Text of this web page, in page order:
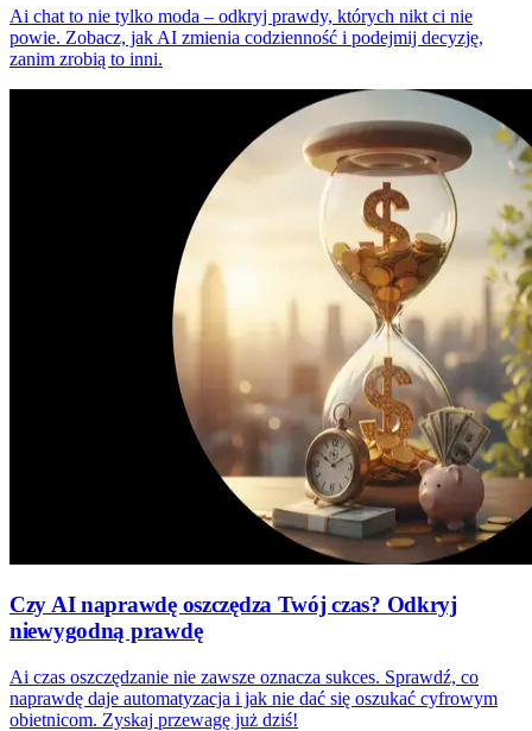
Ai chat to nie tylko moda – odkryj prawdy, których nikt ci nie
powie. Zobacz, jak AI zmienia codzienność i podejmij decyzję,
zanim zrobią to inni.
Czy AI naprawdę oszczędza Twój czas? Odkryj
niewygodną prawdę
Ai czas oszczędzanie nie zawsze oznacza sukces. Sprawdź, co
naprawdę daje automatyzacja i jak nie dać się oszukać cyfrowym
obietnicom. Zyskaj przewagę już dziś!